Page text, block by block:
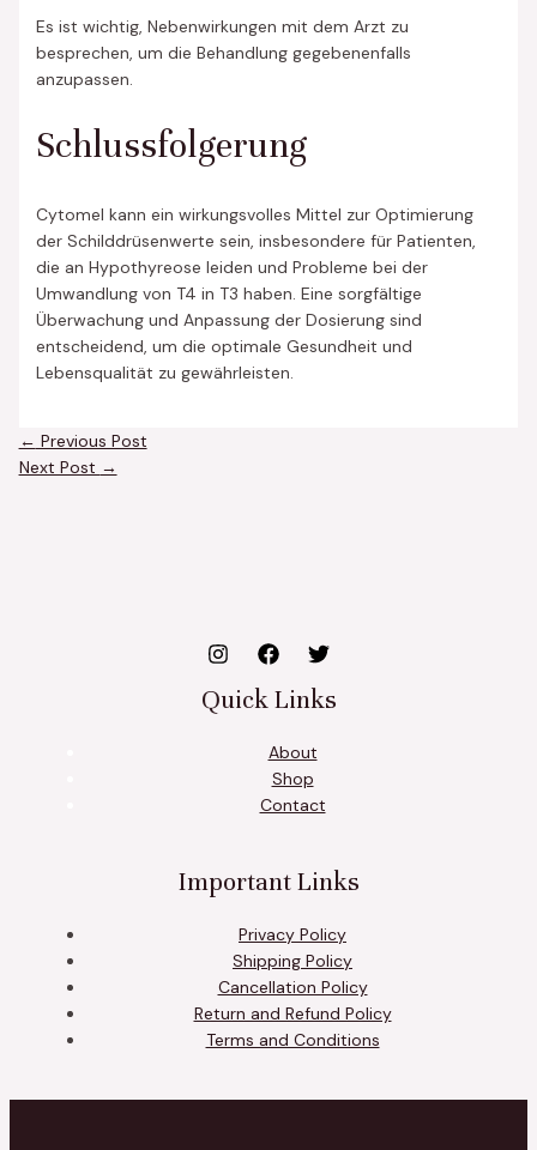
Es ist wichtig, Nebenwirkungen mit dem Arzt zu
besprechen, um die Behandlung gegebenenfalls
anzupassen.
Schlussfolgerung
Cytomel kann ein wirkungsvolles Mittel zur Optimierung
der Schilddrüsenwerte sein, insbesondere für Patienten,
die an Hypothyreose leiden und Probleme bei der
Umwandlung von T4 in T3 haben. Eine sorgfältige
Überwachung und Anpassung der Dosierung sind
entscheidend, um die optimale Gesundheit und
Lebensqualität zu gewährleisten.
← Previous Post
Next Post →
Quick Links
About
Shop
Contact
Important Links
Privacy Policy
Shipping Policy
Cancellation Policy
Return and Refund Policy
Terms and Conditions